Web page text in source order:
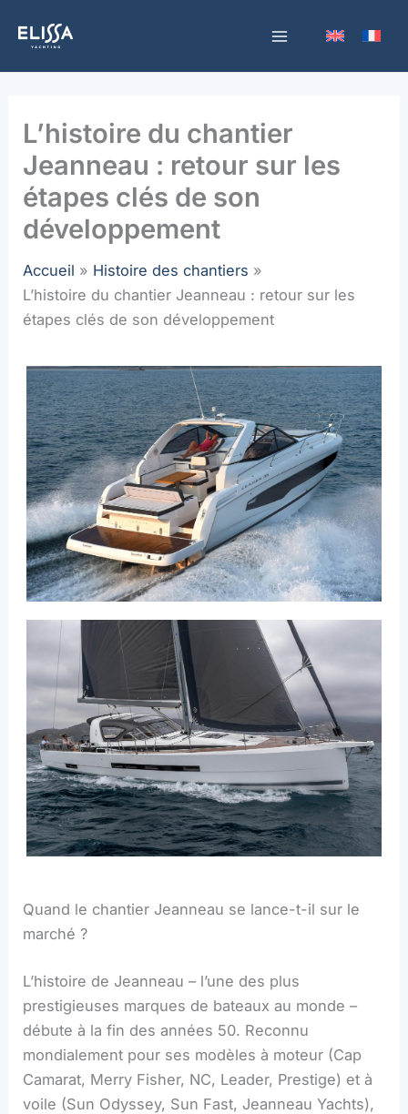
L’histoire du chantier
Jeanneau : retour sur les
étapes clés de son
développement
Accueil
Histoire des chantiers
L’histoire du chantier Jeanneau : retour sur les
étapes clés de son développement
Quand le chantier Jeanneau se lance-t-il sur le
marché ?
L’histoire de Jeanneau – l’une des plus
prestigieuses marques de bateaux au monde –
débute à la fin des années 50. Reconnu
mondialement pour ses modèles à moteur (Cap
Camarat, Merry Fisher, NC, Leader, Prestige) et à
voile (Sun Odyssey, Sun Fast, Jeanneau Yachts),